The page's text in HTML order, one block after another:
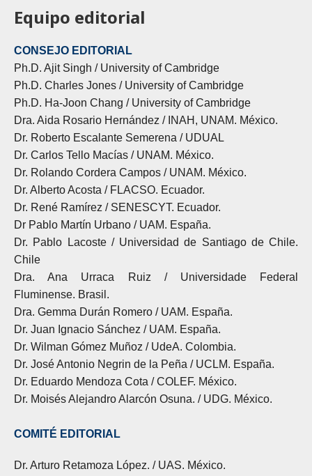
Equipo editorial
CONSEJO EDITORIAL
Ph.D. Ajit Singh / University of Cambridge
Ph.D. Charles Jones / University of Cambridge
Ph.D. Ha-Joon Chang / University of Cambridge
Dra. Aida Rosario Hernández / INAH, UNAM. México.
Dr. Roberto Escalante Semerena / UDUAL
Dr. Carlos Tello Macías / UNAM. México.
Dr. Rolando Cordera Campos / UNAM. México.
Dr. Alberto Acosta / FLACSO. Ecuador.
Dr. René Ramírez / SENESCYT. Ecuador.
Dr Pablo Martín Urbano / UAM. España.
Dr. Pablo Lacoste / Universidad de Santiago de Chile.
Chile
Dra. Ana Urraca Ruiz / Universidade Federal
Fluminense. Brasil.
Dra. Gemma Durán Romero / UAM. España.
Dr. Juan Ignacio Sánchez / UAM. España.
Dr. Wilman Gómez Muñoz / UdeA. Colombia.
Dr. José Antonio Negrin de la Peña / UCLM. España.
Dr. Eduardo Mendoza Cota / COLEF. México.
Dr. Moisés Alejandro Alarcón Osuna. / UDG. México.
COMITÉ EDITORIAL
Dr. Arturo Retamoza López. / UAS. México.